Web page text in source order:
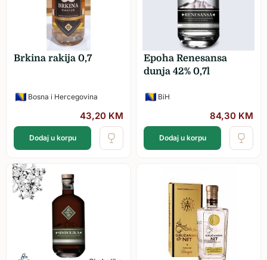
Brkina rakija 0,7
Bosna i Hercegovina
43,20 KM
Dodaj u korpu
Epoha Renesansa
dunja 42% 0,7l
BiH
84,30 KM
Dodaj u korpu